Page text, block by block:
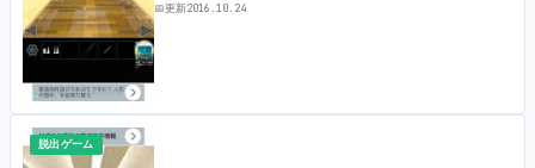
📅更新2016.10.24
脱出ゲーム